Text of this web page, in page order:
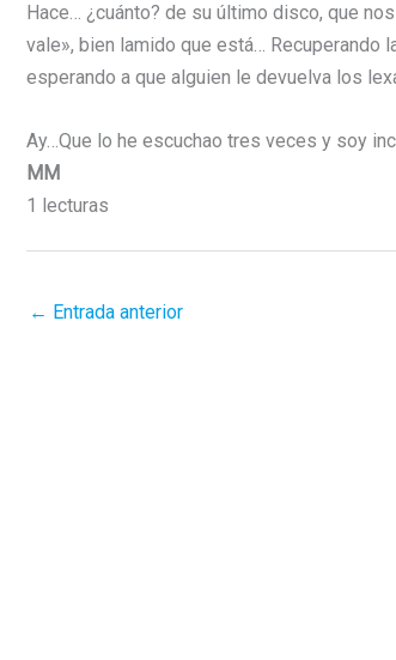
Hace… ¿cuánto? de su último disco, que
vale», bien lamido que está… Recuperando
esperando a que alguien le devuelva los
Ay…Que lo he escuchao tres veces y soy
MM
1 lecturas
← Entrada anterior